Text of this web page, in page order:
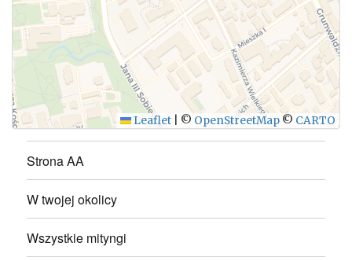
WYŚLIJ
Leaflet © OpenStreetMap © CARTO
Strona AA
W twojej okolicy
Wszystkie mityngi